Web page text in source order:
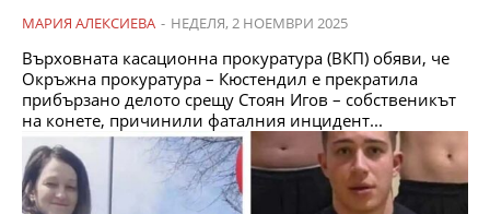
МАРИЯ АЛЕКСИЕВА - НЕДЕЛЯ, 2 НОЕМВРИ 2025
Върховната касационна прокуратура (ВКП) обяви, че
Окръжна прокуратура – Кюстендил е прекратила
прибързано делото срещу Стоян Игов – собственикът
на конете, причинили фаталния инцидент...